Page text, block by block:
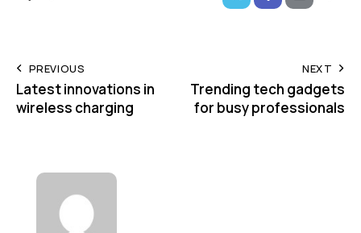
PREVIOUS
Latest innovations in
wireless charging
NEXT
Trending tech gadgets
for busy professionals